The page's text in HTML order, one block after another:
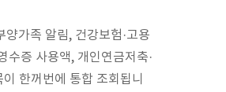
가족 알림, 건강보험·고용
수증 사용액, 개인연금저축·
한꺼번에 통합 조회됩니